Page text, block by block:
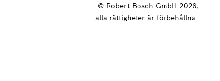
© Robert Bosch GmbH 2026,
alla rättigheter är förbehållna